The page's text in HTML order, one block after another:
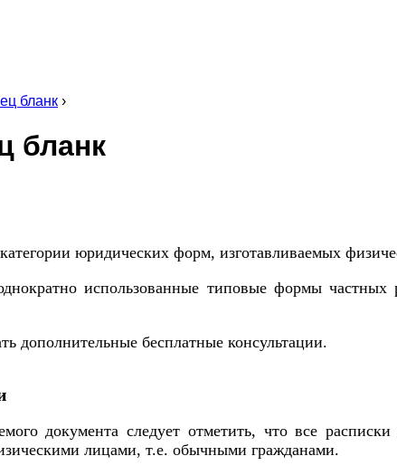
бланк ›
бланк
юридических форм, изготавливаемых
использованные типовые формы
дополнительные бесплатные консультации.
документа следует отметить, что все
лицами, т.е. обычными гражданами.